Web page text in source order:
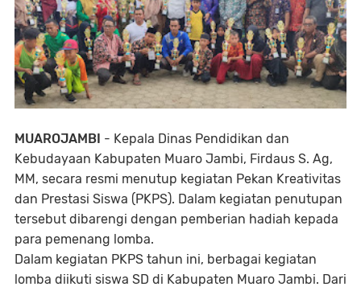
MUAROJAMBI - Kepala Dinas Pendidikan dan
Kebudayaan Kabupaten Muaro Jambi, Firdaus S. Ag,
MM, secara resmi menutup kegiatan Pekan Kreativitas
dan Prestasi Siswa (PKPS). Dalam kegiatan penutupan
tersebut dibarengi dengan pemberian hadiah kepada
para pemenang lomba.
Dalam kegiatan PKPS tahun ini, berbagai kegiatan
lomba diikuti siswa SD di Kabupaten Muaro Jambi. Dari